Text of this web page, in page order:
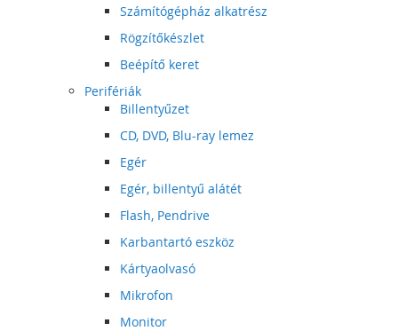
Számítógépház alkatrész
Rögzítőkészlet
Beépítő keret
Perifériák
Billentyűzet
CD, DVD, Blu-ray lemez
Egér
Egér, billentyű alátét
Flash, Pendrive
Karbantartó eszköz
Kártyaolvasó
Mikrofon
Monitor